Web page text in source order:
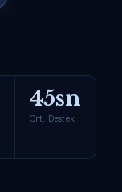
45sn
Ort. Destek